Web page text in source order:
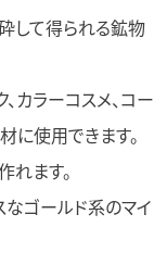
して得られる鉱物
、カラーコスメ、コー
に使用できます。
れます。
なゴールド系のマイ